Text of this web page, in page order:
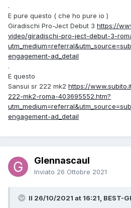
.
E pure questo ( che ho pure io )
Giradischi Pro-Ject Debut 3 https://
video/giradischi-pro-ject-debut-3-
engagement-ad_detail
.
E questo
Sansui sr 222 mk2 https://
222-mk2-roma-403695552.htm?
engagement-ad_detail
Glennascaul
Inviato 26 Ottobre 2021
Il 26/10/2021 at 16:21, BEST-